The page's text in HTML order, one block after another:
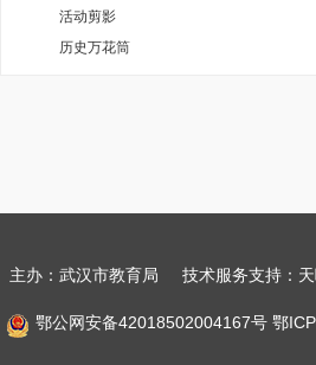
活动剪影
历史万花筒
主办：武汉市教育局 技术服务支持：
鄂公网安备42018502004167号 鄂